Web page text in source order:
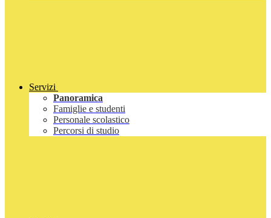
Servizi
Panoramica
Famiglie e studenti
Personale scolastico
Percorsi di studio